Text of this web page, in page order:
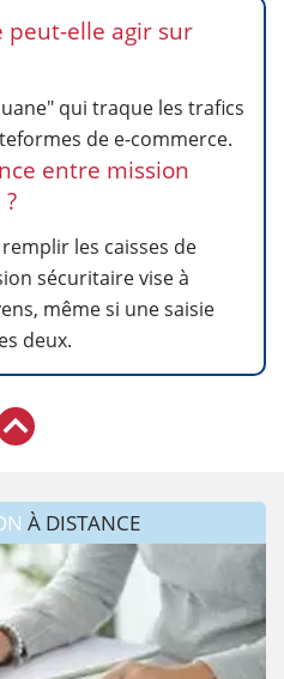
peut-elle agir sur
qui traque les trafics
de e-commerce.
entre mission
les caisses de
sécuritaire vise à
même si une saisie
deux.
À DISTANCE